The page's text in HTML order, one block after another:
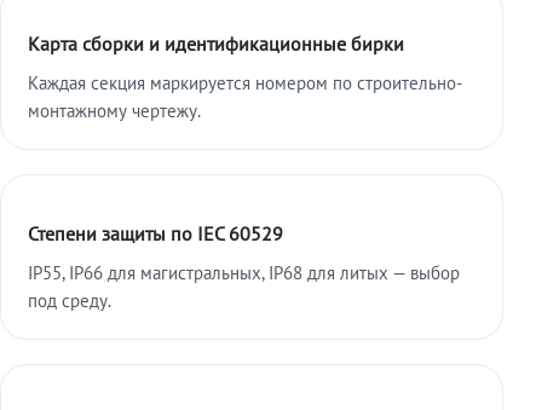
Карта сборки и идентификационные бирки
Каждая секция маркируется номером по строительно-
монтажному чертежу.
Степени защиты по IEC 60529
IP55, IP66 для магистральных, IP68 для литых — выбор
под среду.